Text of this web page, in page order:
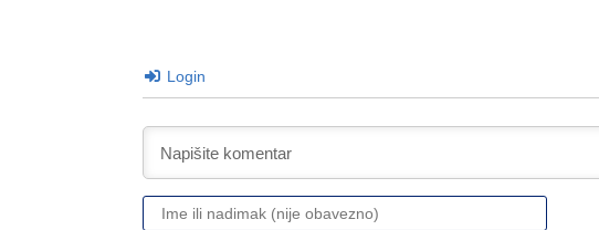
Login
Ime
ili